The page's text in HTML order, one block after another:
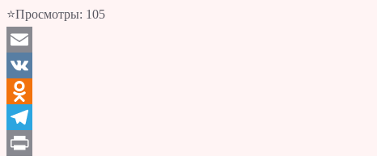
⭐Просмотры: 105
Email
VK
Odnoklassniki
Telegram